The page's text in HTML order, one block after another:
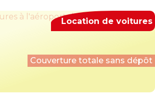
Couverture totale sans dépôt
Location de voitures